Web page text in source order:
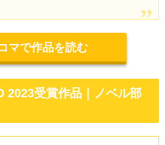
マで作品を読む
2023受賞作品｜ノベル部